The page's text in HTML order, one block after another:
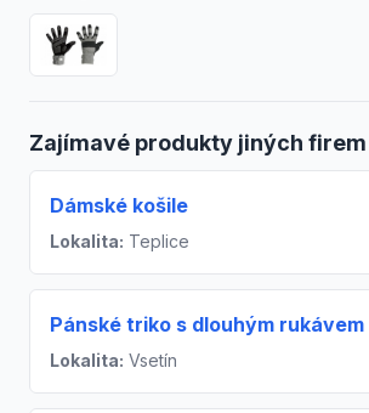
Zajímavé produkty jiných firem
Dámské košile
Lokalita: Teplice
Pánské triko s dlouhým rukávem
Lokalita: Vsetín